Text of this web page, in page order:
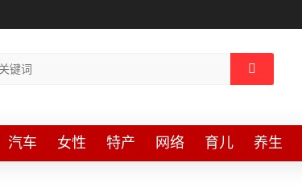
汽车 女性 特产 网络 育儿 养生